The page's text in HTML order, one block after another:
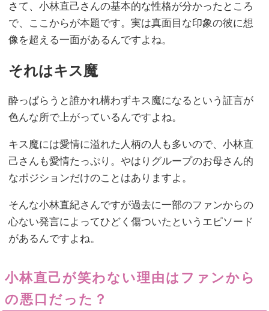
さて、小林直己さんの基本的な性格が分かったところ
で、ここからが本題です。実は真面目な印象の彼に想
像を超える一面があるんですよね。
それはキス魔
酔っぱらうと誰かれ構わずキス魔になるという証言が
色んな所で上がっているんですよね。
キス魔には愛情に溢れた人柄の人も多いので、小林直
己さんも愛情たっぷり。やはりグループのお母さん的
なポジションだけのことはありますよ。
そんな小林直紀さんですが過去に一部のファンからの
心ない発言によってひどく傷ついたというエピソード
があるんですよね。
小林直己が笑わない理由はファンから
の悪口だった？